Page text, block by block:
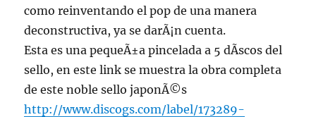
como reinventando el pop de una manera
deconstructiva, ya se darÃ¡n cuenta.
Esta es una pequeÃ±a pincelada a 5 dÃ­scos del
sello, en este link se muestra la obra completa
de este noble sello japonÃ©s
http://www.discogs.com/label/173289-